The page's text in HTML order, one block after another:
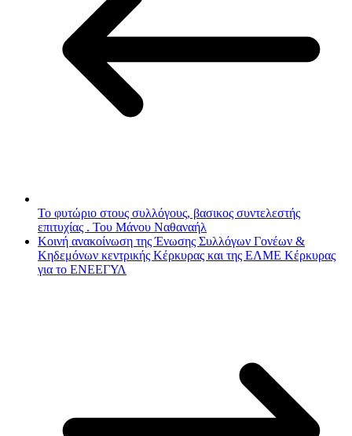
Το φυτώριο στους συλλόγους, βασικος συντελεστής
επιτυχίας . Του Μάνου Ναθαναήλ
Κοινή ανακοίνωση της Ένωσης Συλλόγων Γονέων &
Κηδεμόνων κεντρικής Κέρκυρας και της ΕΛΜΕ Κέρκυρας
για το ΕΝΕΕΓΥΛ